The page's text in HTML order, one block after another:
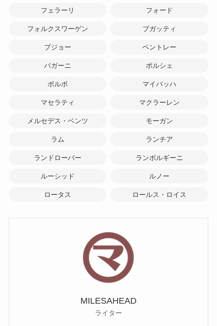
フェラーリ フォード
フォルクスワーゲン ブガッティ
プジョー ベントレー
パガーニ ポルシェ
ボルボ マイバッハ
マセラティ マクラーレン
メルセデス・ベンツ モーガン
ラム ランチア
ランドローバー ランボルギーニ
ルーシッド ルノー
ロータス ロールス・ロイス
MILESAHEAD
ライター